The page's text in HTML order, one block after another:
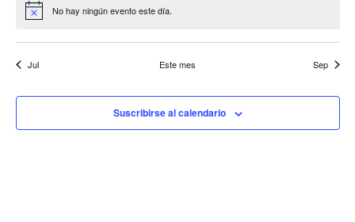
Aviso No hay ningún evento este día.
Jul Este mes Sep
Suscribirse al calendario